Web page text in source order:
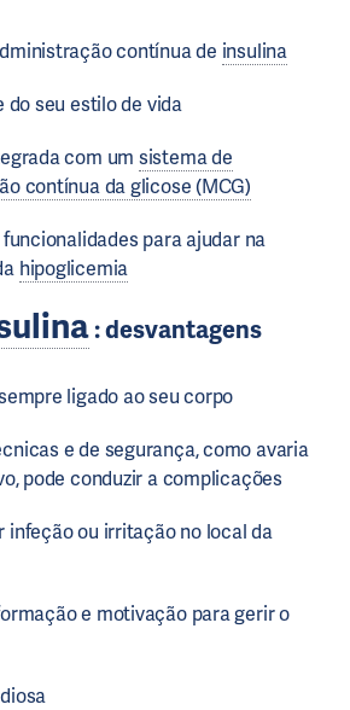
contínua de insulina
do seu estilo de vida
com um sistema de
contínua da glicose (MCG)
para ajudar na
hipoglicemia
: desvantagens
ligado ao seu corpo
e de segurança, como avaria
pode conduzir a complicações
infeção ou irritação no local da
e motivação para gerir o